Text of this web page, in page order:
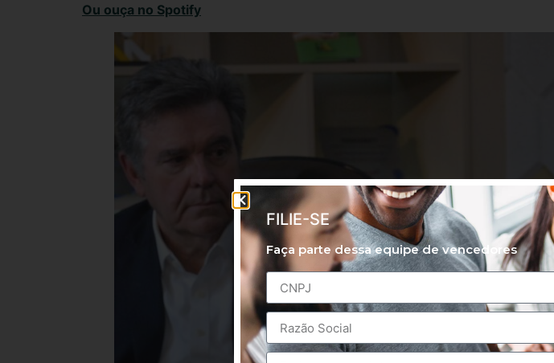
Ou ouça no Spotify
FILIE-SE
Faça parte dessa equipe de vencedores